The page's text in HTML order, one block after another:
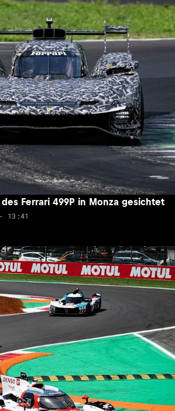
Ferrari 499P in Monza gesichtet
13:41